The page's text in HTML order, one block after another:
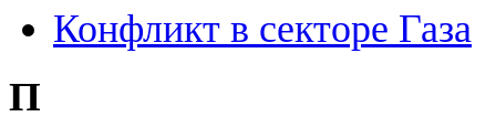
Конфликт в секторе Газа
П